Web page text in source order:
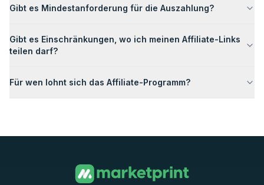
Gibt es Mindestanforderung für die Auszahlung?
Gibt es Einschränkungen, wo ich meinen Affiliate-Links
teilen darf?
Für wen lohnt sich das Affiliate-Programm?